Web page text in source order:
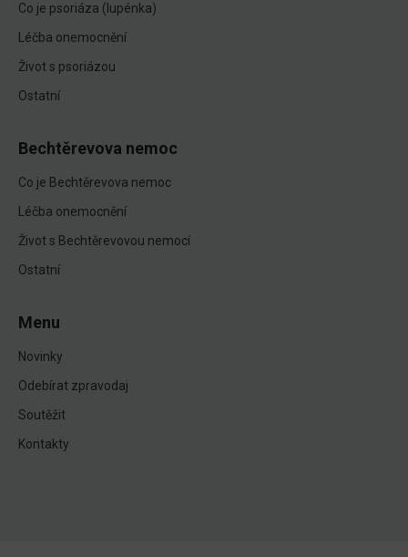
Co je psoriáza (lupénka)
Léčba onemocnění
Život s psoriázou
Ostatní
Bechtěrevova nemoc
Co je Bechtěrevova nemoc
Léčba onemocnění
Život s Bechtěrevovou nemocí
Ostatní
Menu
Novinky
Odebírat zpravodaj
Soutěžit
Kontakty